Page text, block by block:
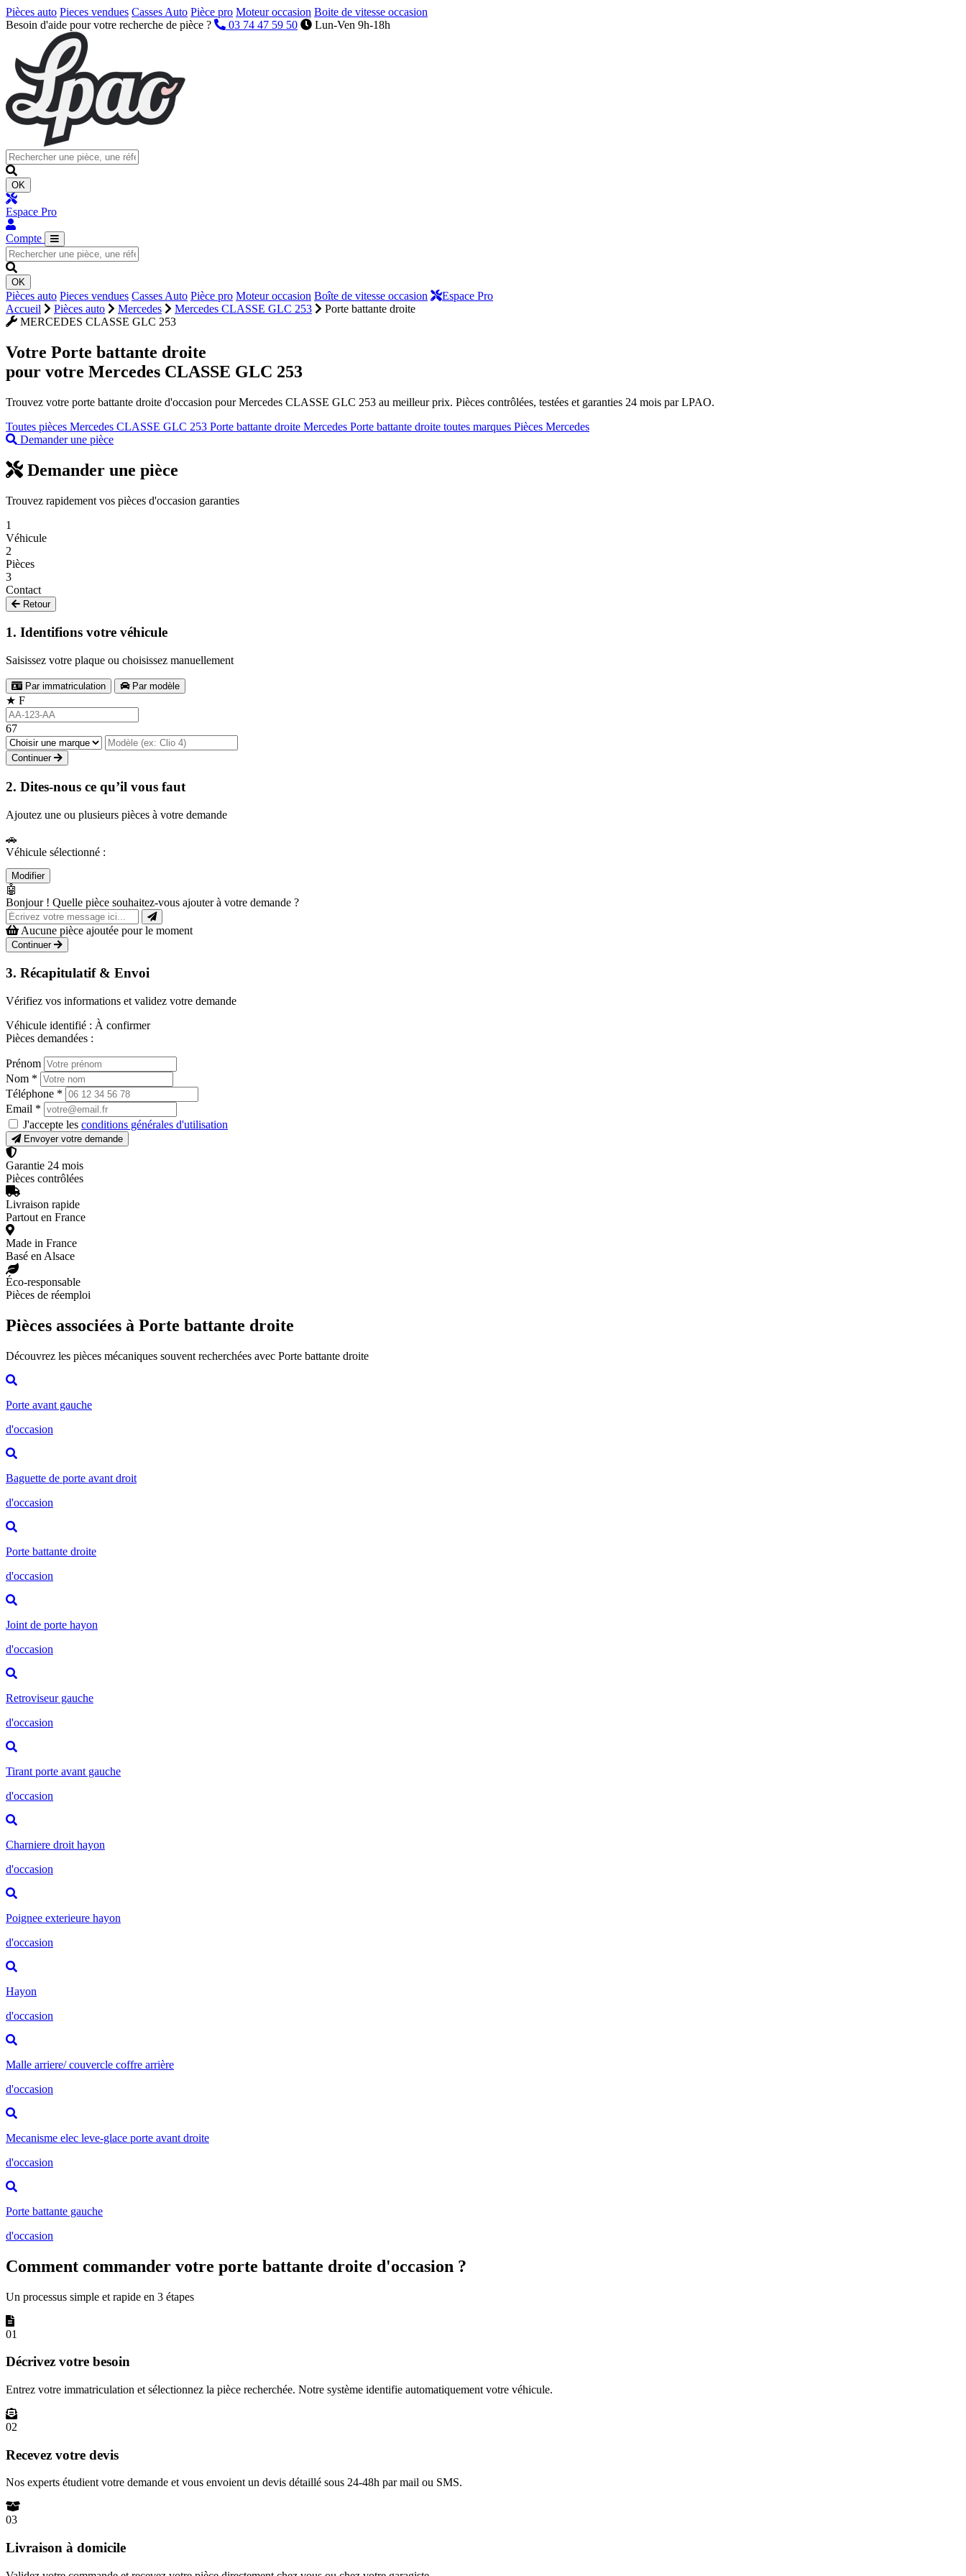
Pièces auto Pieces vendues Casses Auto Pièce pro Moteur occasion Boite de vitesse occasion
Besoin d'aide pour votre recherche de pièce ?
03 74 47 59 50 Lun-Ven 9h-18h
OK
Espace Pro
Compte
OK
Pièces auto Pieces vendues Casses Auto Pièce pro Moteur occasion Boîte de vitesse occasion
Espace Pro
Accueil
Pièces auto Mercedes Mercedes CLASSE GLC 253
Porte battante droite
MERCEDES CLASSE GLC 253
Votre Porte battante droite
pour votre Mercedes CLASSE GLC 253
Trouvez votre porte battante droite d'occasion pour Mercedes CLASSE GLC 253 au meilleur prix. Pièces contrôlées, testées et garanties 24 mois par LPAO.
Toutes pièces Mercedes CLASSE GLC 253 Porte battante droite Mercedes Porte battante droite toutes marques Pièces Mercedes
Demander une pièce
Demander une pièce
Trouvez rapidement vos pièces d'occasion garanties
1
Véhicule
2
Pièces
3
Contact
Retour
1. Identifions votre véhicule
Saisissez votre plaque ou choisissez manuellement
Par immatriculation Par modèle
★ F
67
Continuer
2. Dites-nous ce qu’il vous faut
Ajoutez une ou plusieurs pièces à votre demande
🚗
Véhicule sélectionné :
Modifier
🤖
Bonjour ! Quelle pièce souhaitez-vous ajouter à votre demande ?
Aucune pièce ajoutée pour le moment
Continuer
3. Récapitulatif & Envoi
Vérifiez vos informations et validez votre demande
Véhicule identifié : À confirmer
Pièces demandées :
Prénom
Nom *
Téléphone *
Email *
J'accepte les conditions générales d'utilisation
Envoyer votre demande
Garantie 24 mois
Pièces contrôlées
Livraison rapide
Partout en France
Made in France
Basé en Alsace
Éco-responsable
Pièces de réemploi
Pièces associées à Porte battante droite
Découvrez les pièces mécaniques souvent recherchées avec Porte battante droite
Porte avant gauche
d'occasion
Baguette de porte avant droit
d'occasion
Porte battante droite
d'occasion
Joint de porte hayon
d'occasion
Retroviseur gauche
d'occasion
Tirant porte avant gauche
d'occasion
Charniere droit hayon
d'occasion
Poignee exterieure hayon
d'occasion
Hayon
d'occasion
Malle arriere/ couvercle coffre arrière
d'occasion
Mecanisme elec leve-glace porte avant droite
d'occasion
Porte battante gauche
d'occasion
Comment commander votre porte battante droite d'occasion ?
Un processus simple et rapide en 3 étapes
01
Décrivez votre besoin
Entrez votre immatriculation et sélectionnez la pièce recherchée. Notre système identifie automatiquement votre véhicule.
02
Recevez votre devis
Nos experts étudient votre demande et vous envoient un devis détaillé sous 24-48h par mail ou SMS.
03
Livraison à domicile